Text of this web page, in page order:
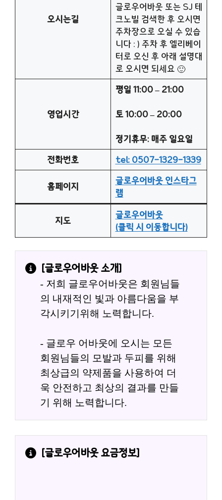
오시는길
글로우어바웃 또는 SJ 테
크노빌 검색한 후 오시면
주차장으로 오실 수 있습
니다 : ) 주차 후 엘리베이
터로 오신 후 아래 설명대
로 오시면 되세요 🙂
영업시간
평일 11:00 – 21:00
토 10:00 – 20:00
정기휴무: 매주 일요일
전화번호
tel: 0507-1329-1339
홈페이지
글로우어바웃 인스타그
램
지도
글로우어바웃
(클릭 시 이동합니다)
[글로우어바웃 소개]
- 저희 글로우어바웃은 회원님들
의 내재적인 빛과 아름다움을 부
각시키기위해 노력합니다.
- 글로우 어바웃에 오시는 모든
회원님들의 모발과 두피를 위해
최상급의 약제품을 사용하여 더
욱 안전하고 최상의 결과를 만들
기 위해 노력합니다.
[글로우어바웃 요금정보]